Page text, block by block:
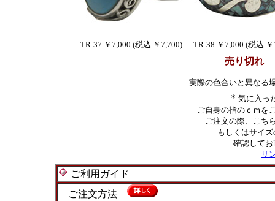
TR-37 ￥7,000 (税込 ￥7,700) TR-38 ￥7,000 (税込
売り切れ
実際の色合いと異なる
＊ 気に入っ
ご自身の指のｃｍを
ご注文の際、こち
もしくはサイ
確認して
リ
ご利用ガイド
ご注文方法